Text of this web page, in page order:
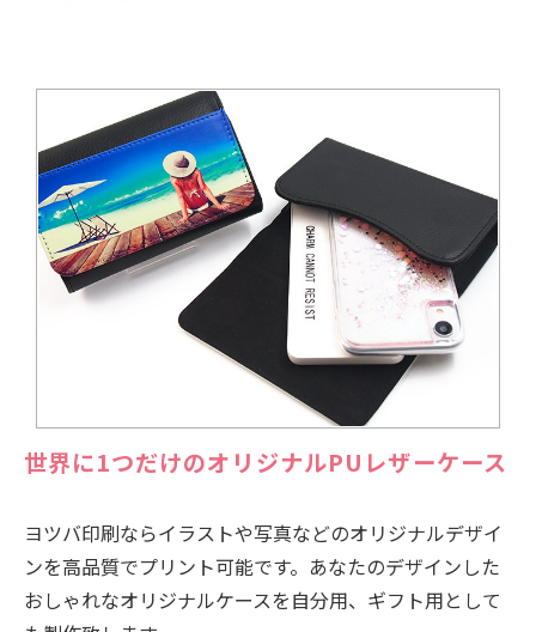
世界に1つだけのオリジナルPUレザーケース
ヨツバ印刷ならイラストや写真などのオリジナルデザイ
ンを高品質でプリント可能です。あなたのデザインした
おしゃれなオリジナルケースを自分用、ギフト用として